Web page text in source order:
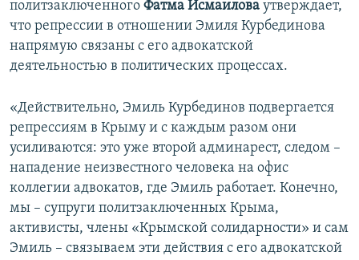
политзаключенного Фатма Исмаилова утверждает,
что репрессии в отношении Эмиля Курбединова
напрямую связаны с его адвокатской
деятельностью в политических процессах.
«Действительно, Эмиль Курбединов подвергается
репрессиям в Крыму и с каждым разом они
усиливаются: это уже второй админарест, следом –
нападение неизвестного человека на офис
коллегии адвокатов, где Эмиль работает. Конечно,
мы – супруги политзаключенных Крыма,
активисты, члены «Крымской солидарности» и сам
Эмиль – связываем эти действия с его адвокатской